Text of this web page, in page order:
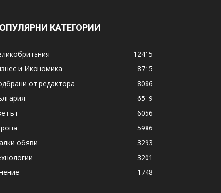
КАТЕГОРИИ
12415
и Икономика
8715
от редактора
8086
6519
6056
5986
обяви
3293
3201
1748